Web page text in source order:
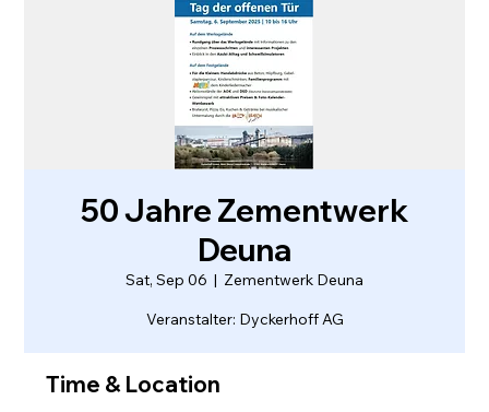
50 Jahre Zementwerk
Deuna
Sat, Sep 06
  |
Zementwerk Deuna
Veranstalter: Dyckerhoff AG
Time & Location